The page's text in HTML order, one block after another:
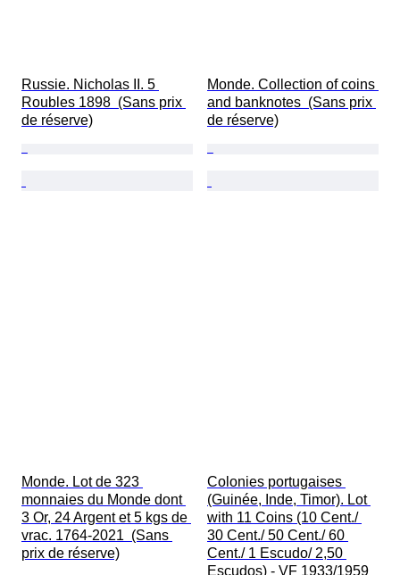
Russie. Nicholas II. 5
Roubles 1898  (Sans prix
de réserve)
Monde. Collection of coins
and banknotes  (Sans prix
de réserve)
Monde. Lot de 323
monnaies du Monde dont
3 Or, 24 Argent et 5 kgs de
vrac. 1764-2021  (Sans
prix de réserve)
Colonies portugaises
(Guinée, Inde, Timor). Lot
with 11 Coins (10 Cent./
30 Cent./ 50 Cent./ 60
Cent./ 1 Escudo/ 2,50
Escudos) - VF 1933/1959